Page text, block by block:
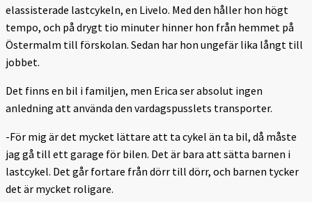
elassisterade lastcykeln, en Livelo. Med den håller hon högt
tempo, och på drygt tio minuter hinner hon från hemmet på
Östermalm till förskolan. Sedan har hon ungefär lika långt till
jobbet.
Det finns en bil i familjen, men Erica ser absolut ingen
anledning att använda den vardagspusslets transporter.
-För mig är det mycket lättare att ta cykel än ta bil, då måste
jag gå till ett garage för bilen. Det är bara att sätta barnen i
lastcykel. Det går fortare från dörr till dörr, och barnen tycker
det är mycket roligare.